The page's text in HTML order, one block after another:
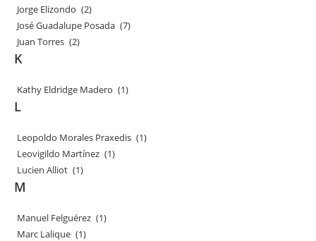
Jorge Elizondo (2)
José Guadalupe Posada (7)
Juan Torres (2)
K
Kathy Eldridge Madero (1)
L
Leopoldo Morales Praxedis (1)
Leovigildo Martínez (1)
Lucien Alliot (1)
M
Manuel Felguérez (1)
Marc Lalique (1)